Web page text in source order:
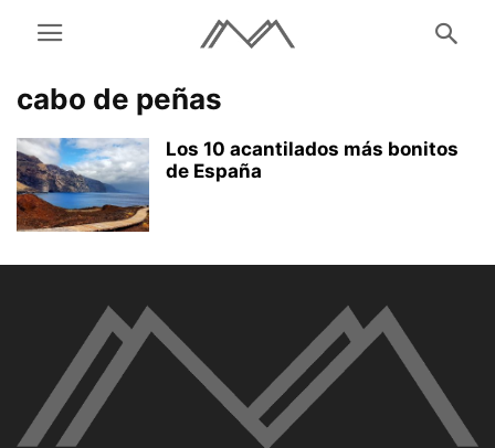
cabo de peñas
Los 10 acantilados más bonitos
de España